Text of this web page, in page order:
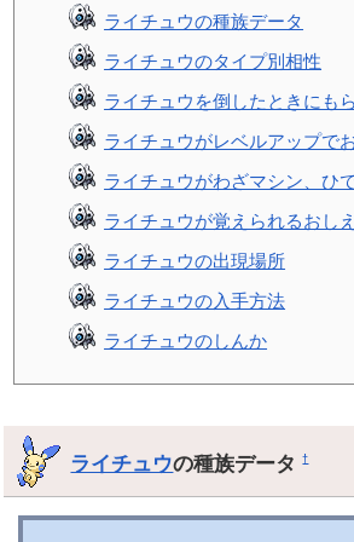
ライチュウの種族データ
ライチュウのタイプ別相性
ライチュウを倒したときにも
ライチュウがレベルアップで
ライチュウがわざマシン、ひ
ライチュウが覚えられるおし
ライチュウの出現場所
ライチュウの入手方法
ライチュウのしんか
ライチュウの種族データ†